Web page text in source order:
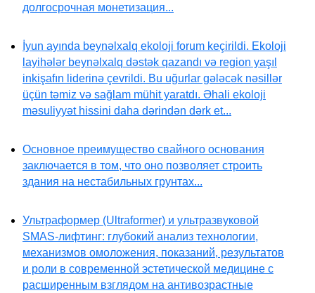
долгосрочная монетизация...
İyun ayında beynəlxalq ekoloji forum keçirildi. Ekoloji
layihələr beynəlxalq dəstək qazandı və region yaşıl
inkişafın liderinə çevrildi. Bu uğurlar gələcək nəsillər
üçün təmiz və sağlam mühit yaratdı. Əhali ekoloji
məsuliyyət hissini daha dərindən dərk et...
Основное преимущество свайного основания
заключается в том, что оно позволяет строить
здания на нестабильных грунтах...
Ультраформер (Ultraformer) и ультразвуковой
SMAS-лифтинг: глубокий анализ технологии,
механизмов омоложения, показаний, результатов
и роли в современной эстетической медицине с
расширенным взглядом на антивозрастные